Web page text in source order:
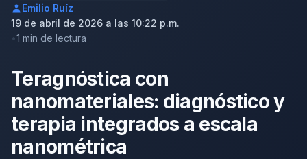
Emilio Ruíz
19 de abril de 2026 a las 10:22 p.m.
1 min de lectura
Teragnóstica con
nanomateriales: diagnóstico y
terapia integrados a escala
nanométrica